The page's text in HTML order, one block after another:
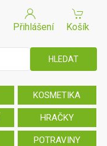
Přihlášení Košík
KOSMETIKA
HRAČKY
POTRAVINY